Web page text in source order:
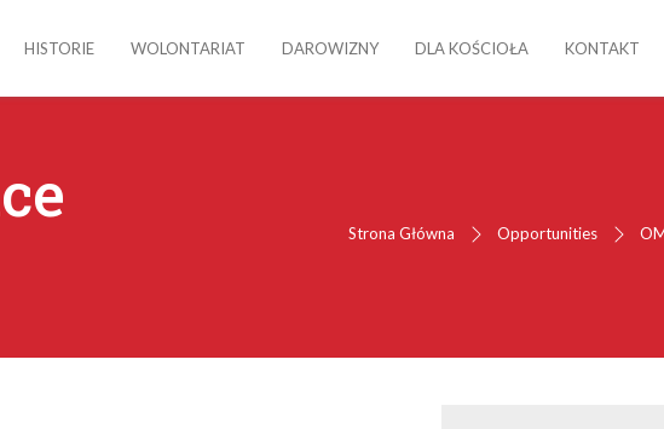
HISTORIE WOLONTARIAT DAROWIZNY DLA KOŚCIOŁA KONTAKT
Strona Główna Opportunities